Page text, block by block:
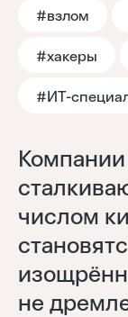
#взлом
#хакеры
#ИТ-
числом
не